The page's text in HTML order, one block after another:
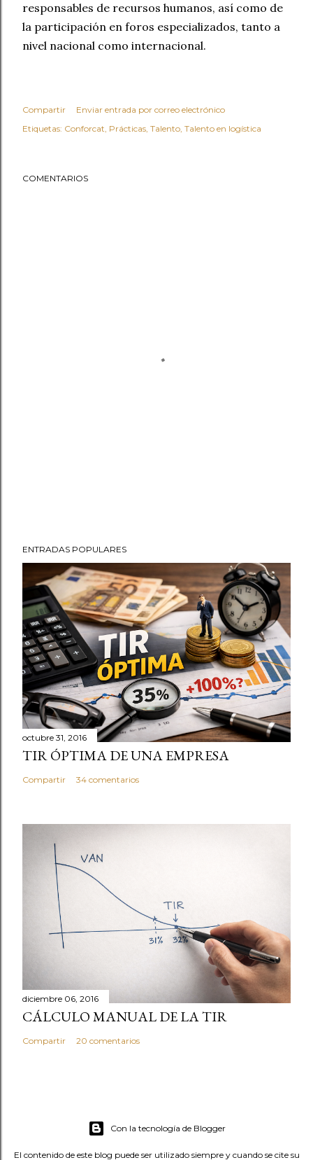
responsables de recursos humanos, así como de
la participación en foros especializados, tanto a
nivel nacional como internacional.
Compartir
Enviar entrada por correo electrónico
Etiquetas: Conforcat Prácticas Talento Talento en logística
COMENTARIOS
ENTRADAS POPULARES
octubre 31, 2016
TIR ÓPTIMA DE UNA EMPRESA
Compartir 34 comentarios
diciembre 06, 2016
CÁLCULO MANUAL DE LA TIR
Compartir 20 comentarios
Con la tecnología de Blogger
El contenido de este blog puede ser utilizado siempre y cuando se cite su